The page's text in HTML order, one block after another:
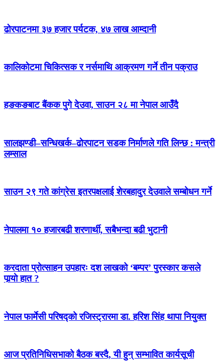
ढोरपाटनमा ३७ हजार पर्यटक, ४७ लाख आम्दानी
कालिकोटमा चिकित्सक र नर्समाथि आक्रमण गर्ने तीन पक्राउ
हङकङबाट बैंकक पुगे देउवा, साउन २८ मा नेपाल आउँदै
सालझण्डी–सन्धिखर्क–ढोरपाटन सडक निर्माणले गति लिन्छ : मन्त्री
लम्साल
साउन २९ गते कांग्रेस इतरपक्षलाई शेरबहादुर देउवाले सम्बोधन गर्ने
नेपालमा १० हजारबढी शरणार्थी, सबैभन्दा बढी भुटानी
करदाता प्रोत्साहन उपहारः दश लाखको ‘बम्पर’ पुरस्कार कसले
पार्‍याे हात ?
नेपाल फार्मेसी परिषद्को रजिस्ट्रारमा डा. हरिश सिंह थापा नियुक्त
आज प्रतिनिधिसभाको बैठक बस्दै, यी हुन् सम्भावित कार्यसूची